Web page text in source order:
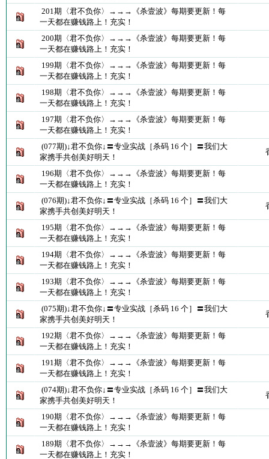
201期〈君不负你〉→→→《杀壹波》每期要更新！每
一天都在赚钱路上！充实！
200期〈君不负你〉→→→《杀壹波》每期要更新！每
一天都在赚钱路上！充实！
199期〈君不负你〉→→→《杀壹波》每期要更新！每
一天都在赚钱路上！充实！
198期〈君不负你〉→→→《杀壹波》每期要更新！每
一天都在赚钱路上！充实！
197期〈君不负你〉→→→《杀壹波》每期要更新！每
一天都在赚钱路上！充实！
(077期)↓君不负你↓〓专业实战［杀码 16 个］〓我们大
家携手共创美好明天！
196期〈君不负你〉→→→《杀壹波》每期要更新！每
一天都在赚钱路上！充实！
(076期)↓君不负你↓〓专业实战［杀码 16 个］〓我们大
家携手共创美好明天！
195期〈君不负你〉→→→《杀壹波》每期要更新！每
一天都在赚钱路上！充实！
194期〈君不负你〉→→→《杀壹波》每期要更新！每
一天都在赚钱路上！充实！
193期〈君不负你〉→→→《杀壹波》每期要更新！每
一天都在赚钱路上！充实！
(075期)↓君不负你↓〓专业实战［杀码 16 个］〓我们大
家携手共创美好明天！
192期〈君不负你〉→→→《杀壹波》每期要更新！每
一天都在赚钱路上！充实！
191期〈君不负你〉→→→《杀壹波》每期要更新！每
一天都在赚钱路上！充实！
(074期)↓君不负你↓〓专业实战［杀码 16 个］〓我们大
家携手共创美好明天！
190期〈君不负你〉→→→《杀壹波》每期要更新！每
一天都在赚钱路上！充实！
189期〈君不负你〉→→→《杀壹波》每期要更新！每
一天都在赚钱路上！充实！